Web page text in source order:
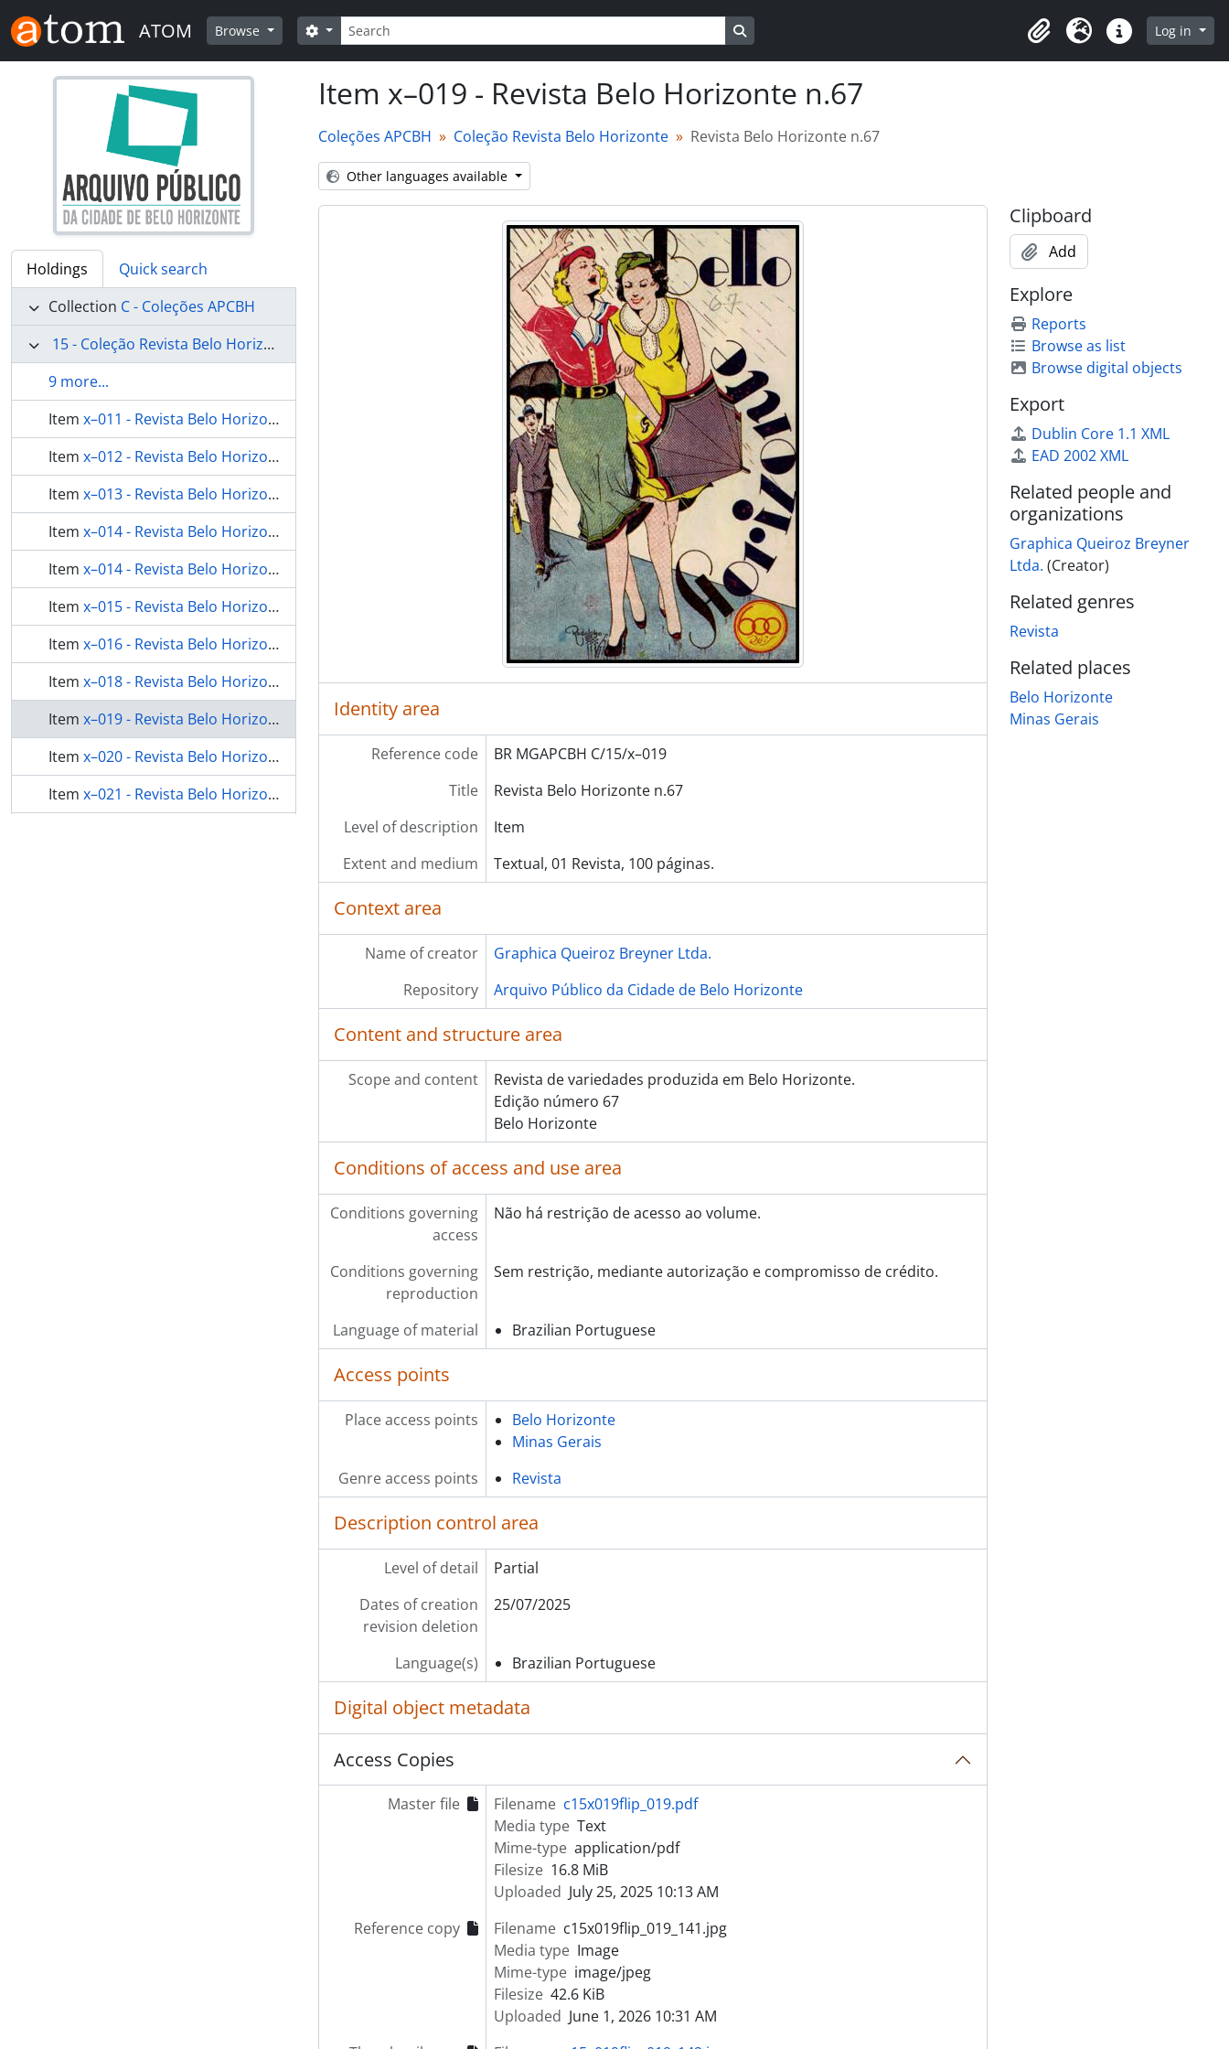
Skip to main content
ATOM Browse Search
Search options
ClipboardLanguageQuick linksLog in
Holdings
Quick search
Collection C - Coleções APCBH
15 - Coleção Revista Belo Horizonte
9 more...
Item x–011 - Revista Belo Horizonte n.14
Item x–012 - Revista Belo Horizonte n.15
Item x–013 - Revista Belo Horizonte n.16
Item x–014 - Revista Belo Horizonte n.17
Item x–014 - Revista Belo Horizonte n.17
Item x–015 - Revista Belo Horizonte n.18
Item x–016 - Revista Belo Horizonte n.19
Item x–018 - Revista Belo Horizonte n.21
Item x–019 - Revista Belo Horizonte n.67
Item x–020 - Revista Belo Horizonte n.72
Item x–021 - Revista Belo Horizonte n.73
Item x–019 - Revista Belo Horizonte n.67
Coleções APCBH Coleção Revista Belo Horizonte Revista Belo Horizonte n.67
Other languages available
Identity area
Reference code
BR MGAPCBH C/15/x–019
Title
Revista Belo Horizonte n.67
Level of description
Item
Extent and medium
Textual, 01 Revista, 100 páginas.
Context area
Name of creator
Graphica Queiroz Breyner Ltda.
Repository
Arquivo Público da Cidade de Belo Horizonte
Content and structure area
Scope and content
Revista de variedades produzida em Belo Horizonte.
Edição número 67
Belo Horizonte
Conditions of access and use area
Conditions governing
access
Não há restrição de acesso ao volume.
Conditions governing
reproduction
Sem restrição, mediante autorização e compromisso de crédito.
Language of material Brazilian Portuguese
Access points
Place access points
Belo Horizonte
Minas Gerais
Genre access points
Revista
Description control area
Level of detail
Partial
Dates of creation
revision deletion
25/07/2025
Language(s) Brazilian Portuguese
Digital object metadata
Access Copies
Master file Filename c15x019flip_019.pdf
Media type Text
Mime-type application/pdf
Filesize 16.8 MiB
Uploaded July 25, 2025 10:13 AM
Reference copy
Filename c15x019flip_019_141.jpg
Media type Image
Mime-type image/jpeg
Filesize 42.6 KiB
Uploaded June 1, 2026 10:31 AM
Clipboard
Add
Explore
Reports
Browse as list
Browse digital objects
Export
Dublin Core 1.1 XML
EAD 2002 XML
Related people and
organizations
Graphica Queiroz Breyner
Ltda. (Creator)
Related genres
Revista
Related places
Belo Horizonte
Minas Gerais